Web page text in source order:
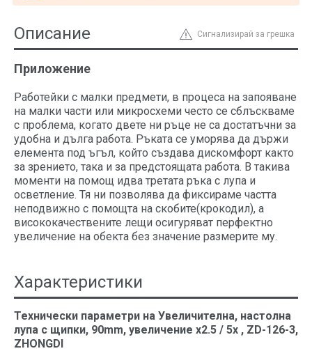
Сигнализирай за грешка
Описание
Приложение
Работейки с малки предмети, в процеса на запояване
на малки части или микросхеми често се сблъскваме
с проблема, когато двете ни ръце не са достатъчни за
удобна и дълга работа. Ръката се уморява да държи
елемента под ъгъл, който създава дискомфорт както
за зрението, така и за предстоящата работа. В такива
моменти на помощ идва третата ръка с лупа и
осветление. Тя ни позволява да фиксираме частта
неподвижно с помощта на скобите(крокодил), а
висококачествените лещи осигуряват перфектно
увеличение на обекта без значение размерите му.
Характеристики
Технически параметри на Увеличителна, настолна
лупа с щипки, 90mm, увеличение x2.5 / 5х , ZD-126-3,
ZHONGDI